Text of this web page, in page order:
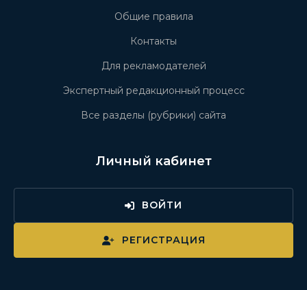
Общие правила
Контакты
Для рекламодателей
Экспертный редакционный процесс
Все разделы (рубрики) сайта
Личный кабинет
ВОЙТИ
РЕГИСТРАЦИЯ